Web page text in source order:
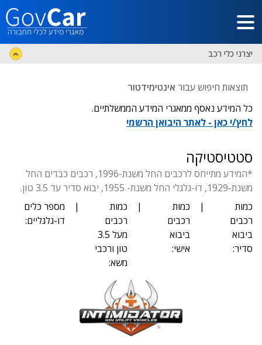
דלג לתוכן הראשי
יצרני כלי רכב
תוצאות חיפוש עבור אינטימידטור
כל המידע נאסף ממאגרי המידע הממשלתיים.
לחץ/י כאן - לאתר היבואן הרשמי
סטטיסטיקה
*המידע מתייחס לרכבים החל משנת-1996, רכבים כבדים החל
משנת-1929, דו-גלגלי החל משנת- 1955, יבוא סדיר עד 3.5 טון.
כמות
רכבים
ביבוא
סדיר:
|
כמות
רכבים
ביבוא
אישי:
|
כמות
רכבים
מעל 3.5
טון ורכבי
משא:
|
מספר כלים
דו-גלגליים: